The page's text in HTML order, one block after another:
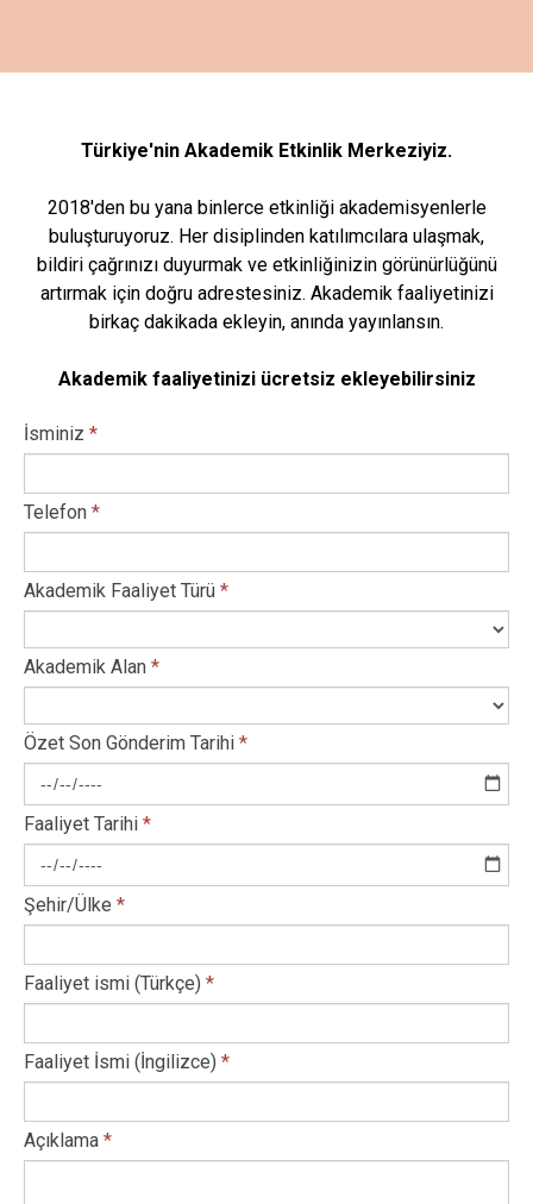
Türkiye'nin Akademik Etkinlik Merkeziyiz.
2018'den bu yana binlerce etkinliği akademisyenlerle
buluşturuyoruz. Her disiplinden katılımcılara ulaşmak,
bildiri çağrınızı duyurmak ve etkinliğinizin görünürlüğünü
artırmak için doğru adrestesiniz. Akademik faaliyetinizi
birkaç dakikada ekleyin, anında yayınlansın.
Akademik faaliyetinizi ücretsiz ekleyebilirsiniz
İsminiz *
Telefon *
Akademik Faaliyet Türü *
Akademik Alan *
Özet Son Gönderim Tarihi *
Faaliyet Tarihi *
Şehir/Ülke *
Faaliyet ismi (Türkçe) *
Faaliyet İsmi (İngilizce) *
Açıklama *